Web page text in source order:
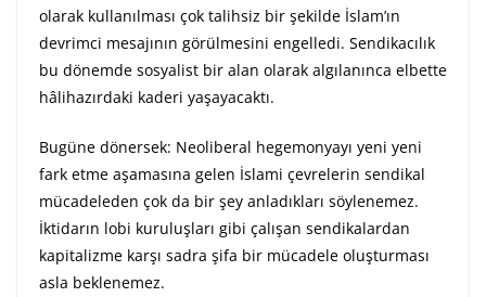
olarak kullanılması çok talihsiz bir şekilde İslam’ın
devrimci mesajının görülmesini engelledi. Sendikacılık
bu dönemde sosyalist bir alan olarak algılanınca elbette
hâlihazırdaki kaderi yaşayacaktı.
Bugüne dönersek: Neoliberal hegemonyayı yeni yeni
fark etme aşamasına gelen İslami çevrelerin sendikal
mücadeleden çok da bir şey anladıkları söylenemez.
İktidarın lobi kuruluşları gibi çalışan sendikalardan
kapitalizme karşı sadra şifa bir mücadele oluşturması
asla beklenemez.